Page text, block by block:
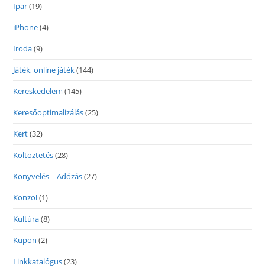
Ipar(19)
iPhone(4)
Iroda(9)
Játék, online játék(144)
Kereskedelem (145)
Keresőoptimalizálás(25)
Kert(32)
Költöztetés(28)
Könyvelés – Adózás(27)
Konzol(1)
Kultúra(8)
Kupon (2)
Linkkatalógus(23)